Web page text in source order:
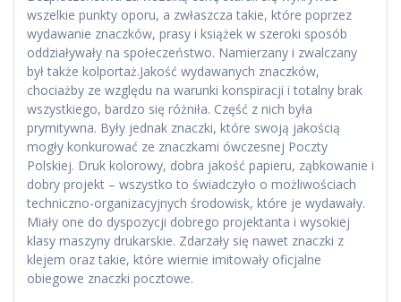
wszelkie punkty oporu, a zwłaszcza takie, które poprzez
wydawanie znaczków, prasy i książek w szeroki sposób
oddziaływały na społeczeństwo. Namierzany i zwalczany
był także kolportaż.Jakość wydawanych znaczków,
chociażby ze względu na warunki konspiracji i totalny brak
wszystkiego, bardzo się różniła. Część z nich była
prymitywna. Były jednak znaczki, które swoją jakością
mogły konkurować ze znaczkami ówczesnej Poczty
Polskiej. Druk kolorowy, dobra jakość papieru, ząbkowanie i
dobry projekt – wszystko to świadczyło o możliwościach
techniczno-organizacyjnych środowisk, które je wydawały.
Miały one do dyspozycji dobrego projektanta i wysokiej
klasy maszyny drukarskie. Zdarzały się nawet znaczki z
klejem oraz takie, które wiernie imitowały oficjalne
obiegowe znaczki pocztowe.